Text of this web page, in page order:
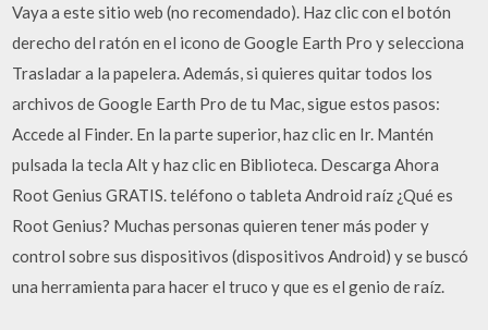
Vaya a este sitio web (no recomendado). Haz clic con el botón
derecho del ratón en el icono de Google Earth Pro y selecciona
Trasladar a la papelera. Además, si quieres quitar todos los
archivos de Google Earth Pro de tu Mac, sigue estos pasos:
Accede al Finder. En la parte superior, haz clic en Ir. Mantén
pulsada la tecla Alt y haz clic en Biblioteca. Descarga Ahora
Root Genius GRATIS. teléfono o tableta Android raíz ¿Qué es
Root Genius? Muchas personas quieren tener más poder y
control sobre sus dispositivos (dispositivos Android) y se buscó
una herramienta para hacer el truco y que es el genio de raíz.